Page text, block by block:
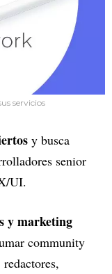
servicios
y busca
senior
UI.
y marketing
community